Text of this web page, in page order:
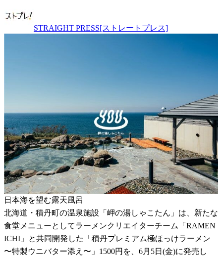
STRAIGHT PRESS[ストレートプレス]
日本海を望む露天風呂
北海道・積丹町の温泉施設「岬の湯しゃこたん」は、新たな
食堂メニューとしてラーメンクリエイターチーム「RAMEN
ICHI」と共同開発した「積丹プレミアム極ほっけラーメン
〜特製ウニバター添え〜」1500円を、6月5日(金)に発売し